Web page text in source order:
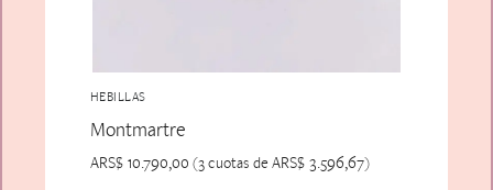
HEBILLAS
Montmartre
ARS$10.790,00 (3 cuotas de ARS$3.596,67)